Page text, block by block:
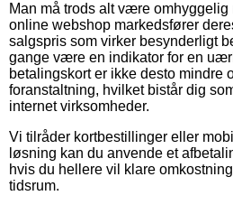
Man må trods alt være
online webshop markedsfører
salgspris som virker besynderligt
gange være en indikator for en
betalingskort er ikke desto mindre
foranstaltning, hvilket bistår dig
internet virksomheder.
Vi tilråder kortbestillinger eller
løsning kan du anvende et
hvis du hellere vil klare
tidsrum.